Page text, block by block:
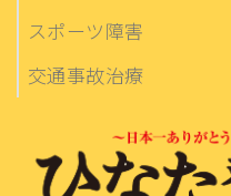
スポーツ障害
交通事故治療